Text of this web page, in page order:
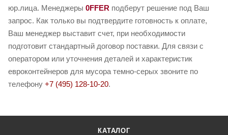
юр.лица. Менеджеры 0FFER подберут решение под Ваш
запрос. Как только вы подтвердите готовность к оплате,
Ваш менеджер выставит счет, при необходимости
подготовит стандартный договор поставки. Для связи с
оператором или уточнения деталей и характеристик
евроконтейнеров для мусора темно-серых звоните по
телефону +7 (495) 128-10-20.
КАТАЛОГ